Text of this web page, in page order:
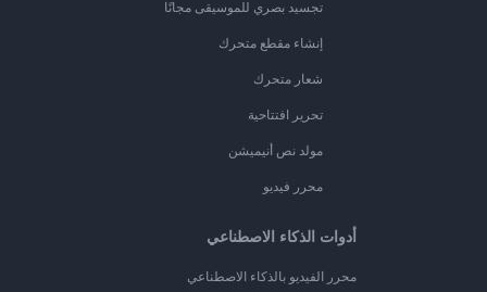
تجسيد بصري للموسيقى مجانًا
إنشاء مقطع متحرك
شعار متحرك
تحرير افتتاحية
مولد نص أنيميشن
محرر فيديو
أدوات الذكاء الاصطناعي
محرر الفيديو بالذكاء الاصطناعي